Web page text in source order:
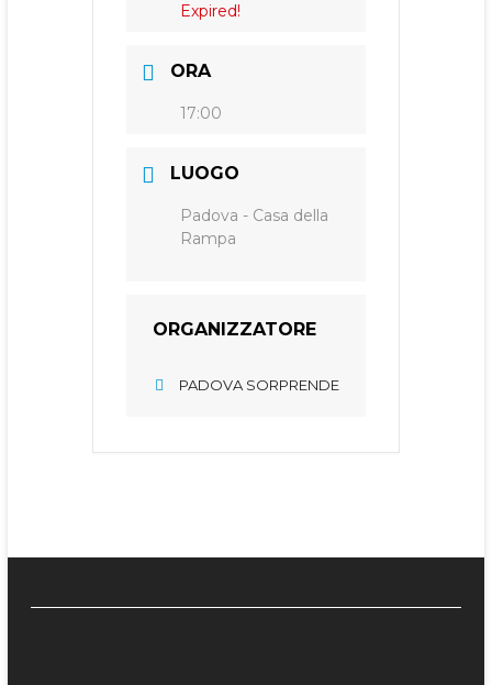
Expired!
ORA
17:00
LUOGO
Padova - Casa della
Rampa
ORGANIZZATORE
PADOVA SORPRENDE